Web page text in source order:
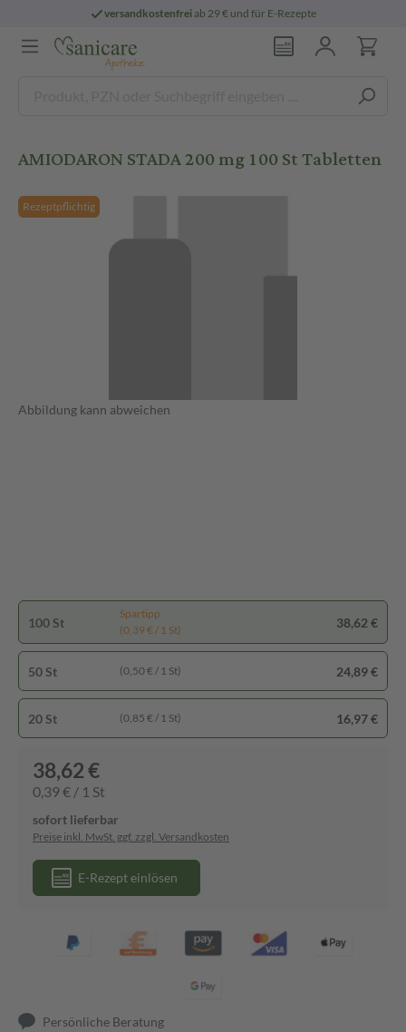
versandkostenfreiab 29 € und für E-Rezepte
AMIODARON STADA 200 mg 100 St Tabletten
Rezeptpflichtig
Abbildung kann abweichen
100 St
Spartipp
(0,39 € / 1 St)
38,62 €
50 St (0,50 € / 1 St) 24,89 €
20 St (0,85 € / 1 St) 16,97 €
38,62 €
0,39 € / 1 St
sofort lieferbar
Preise inkl. MwSt. ggf. zzgl. Versandkosten
E-Rezept einlösen
Persönliche Beratung